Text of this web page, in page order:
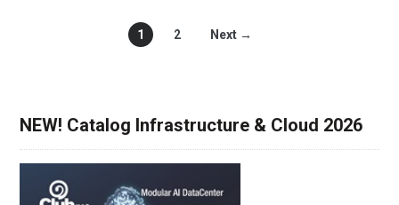
1 2 Next →
NEW! Catalog Infrastructure & Cloud 2026